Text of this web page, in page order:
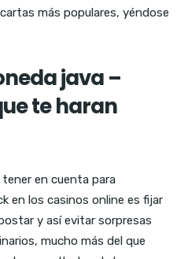
más populares, yéndose
java –
te haran
en cuenta para
en los casinos online es fijar
y así evitar sorpresas
mucho más del que